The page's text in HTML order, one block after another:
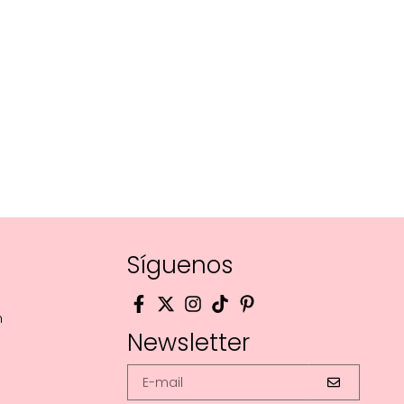
Síguenos
Newsletter